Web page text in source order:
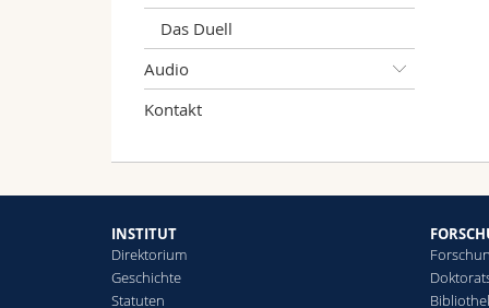
Das Duell
Audio
Kontakt
INSTITUT
Direktorium
Geschichte
Statuten